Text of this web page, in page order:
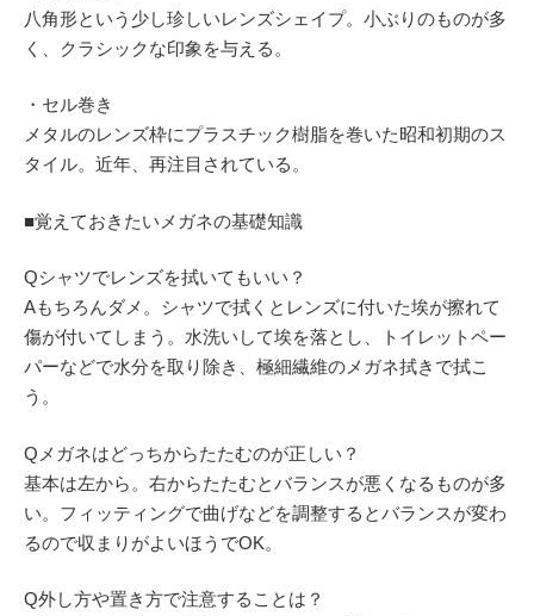
八角形という少し珍しいレンズシェイプ。小ぶりのものが多
く、クラシックな印象を与える。
・セル巻き
メタルのレンズ枠にプラスチック樹脂を巻いた昭和初期のス
タイル。近年、再注目されている。
■覚えておきたいメガネの基礎知識
Qシャツでレンズを拭いてもいい？
Aもちろんダメ。シャツで拭くとレンズに付いた埃が擦れて
傷が付いてしまう。水洗いして埃を落とし、トイレットペー
パーなどで水分を取り除き、極細繊維のメガネ拭きで拭こ
う。
Qメガネはどっちからたたむのが正しい？
基本は左から。右からたたむとバランスが悪くなるものが多
い。フィッティングで曲げなどを調整するとバランスが変わ
るので収まりがよいほうでOK。
Q外し方や置き方で注意することは？